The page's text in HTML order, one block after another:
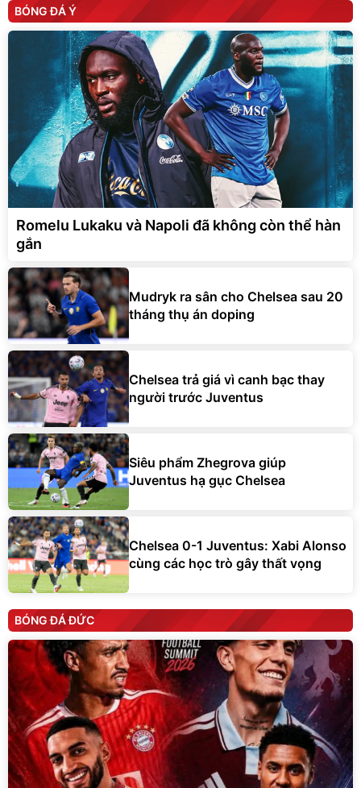
BÓNG ĐÁ Ý
Romelu Lukaku và Napoli đã không còn thể hàn
gắn
Mudryk ra sân cho Chelsea sau 20
tháng thụ án doping
Chelsea trả giá vì canh bạc thay
người trước Juventus
Siêu phẩm Zhegrova giúp
Juventus hạ gục Chelsea
Chelsea 0-1 Juventus: Xabi Alonso
cùng các học trò gây thất vọng
BÓNG ĐÁ ĐỨC